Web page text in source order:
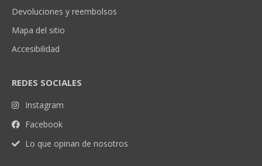
Devoluciones y reembolsos
Mapa del sitio
Accesibilidad
REDES SOCIALES
Instagram
Facebook
Lo que opinan de nosotros